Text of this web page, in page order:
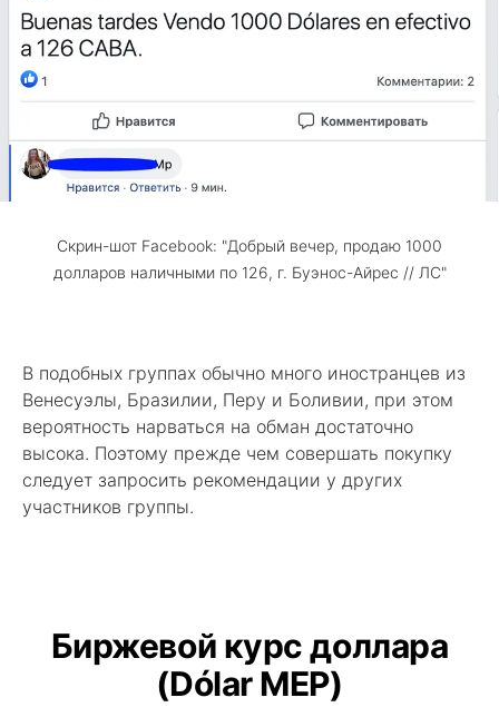
Скрин-шот Facebook: "Добрый вечер, продаю 1000
долларов наличными по 126, г. Буэнос-Айрес // ЛС"
В подобных группах обычно много иностранцев из
Венесуэлы, Бразилии, Перу и Боливии, при этом
вероятность нарваться на обман достаточно
высока. Поэтому прежде чем совершать покупку
следует запросить рекомендации у других
участников группы.
Биржевой курс доллара
(Dólar MEP)